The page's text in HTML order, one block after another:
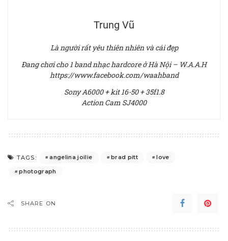
Trung Vũ
Là người rất yêu thiên nhiên và cái đẹp
Đang chơi cho 1 band nhạc hardcore ở Hà Nội – W.A.A.H
https://www.facebook.com/waahband
Sony A6000 + kit 16-50 + 35f1.8
Action Cam SJ4000
TAGS: angelina joilie brad pitt
love
photograph
SHARE ON